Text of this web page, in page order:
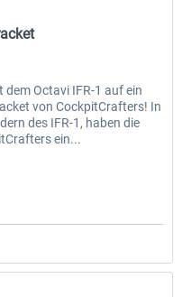
35,69 € *
Octavi IFR-1 auf ein
von CockpitCrafters! In
des IFR-1, haben die
ein...